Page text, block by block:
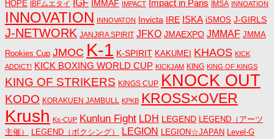
HOPE IBFムエタイ IGF IMMAF IMPACT Impact in Paris IMSA INNOATION
INNOVATION INNOVATON Invicta IRE ISKA iSMOS J-GIRLS
J-NETWORK JANJIRA SPIRIT JFKO JMAEXPO JMMAF JMMA
Rookies Cup JMOC K-1 K-SPIRIT KAKUMEI KHAOS KICK
ADDICT! KICK BOXING WORLD CUP KICKJAM KING KING OF KINGS
KING OF STRIKERS KINGS CUP KNOCK OUT
KODO KORAKUEN JAMBULL KPKB KROSS×OVER
Krush Ks-CUP Kunlun Fight LDH LEGEND LEGEND（アーツ
主催）
LEGEND（ボクシング） LEGION LEGION☆JAPAN Level-G